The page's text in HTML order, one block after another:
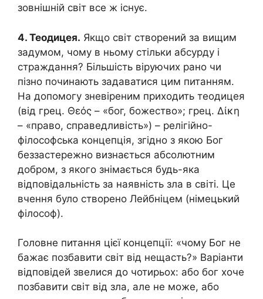
зовнішній світ все ж існує.
4. Теодицея. Якщо світ створений за вищим
задумом, чому в ньому стільки абсурду і
страждання? Більшість віруючих рано чи
пізно починають задаватися цим питанням.
На допомогу зневіреним приходить теодицея
(від грец. Θεός – «бог, божество»; грец. Δίκη
– «право, справедливість») – релігійно-
філософська концепція, згідно з якою Бог
беззастережно визнається абсолютним
добром, з якого знімається будь-яка
відповідальність за наявність зла в світі. Це
вчення було створено Лейбніцем (німецький
філософ).
Головне питання цієї концепції: «чому Бог не
бажає позбавити світ від нещасть?» Варіанти
відповідей звелися до чотирьох: або бог хоче
позбавити світ від зла, але не може, або